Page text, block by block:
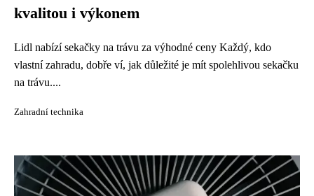
kvalitou i výkonem
Lidl nabízí sekačky na trávu za výhodné ceny Každý, kdo
vlastní zahradu, dobře ví, jak důležité je mít spolehlivou sekačku
na trávu....
Zahradní technika